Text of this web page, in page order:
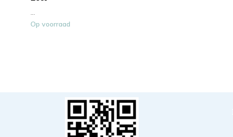
Op voorraad